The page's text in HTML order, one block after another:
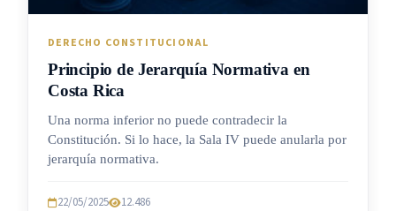
DERECHO CONSTITUCIONAL
Principio de Jerarquía Normativa en
Costa Rica
Una norma inferior no puede contradecir la
Constitución. Si lo hace, la Sala IV puede anularla por
jerarquía normativa.
22/05/2025 12.486